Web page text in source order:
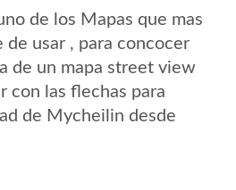
de los Mapas que mas
de usar , para concocer
de un mapa street view
con las flechas para
de Mycheilin desde